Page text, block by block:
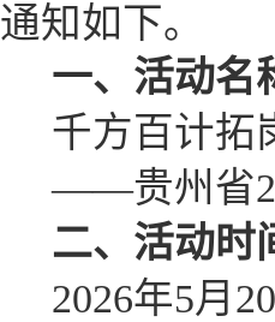
通知如下。
一、活动名
千方百计拓
——贵州省
二、活动时
2026年5月